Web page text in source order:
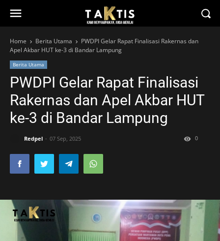
Home Berita Utama
PWDPI Gelar Rapat Finalisasi Rakernas dan
Apel Akbar HUT ke-3 di Bandar Lampung
Berita Utama
PWDPI Gelar Rapat Finalisasi
Rakernas dan Apel Akbar HUT
ke-3 di Bandar Lampung
Redpel 07 Sep, 2025 0